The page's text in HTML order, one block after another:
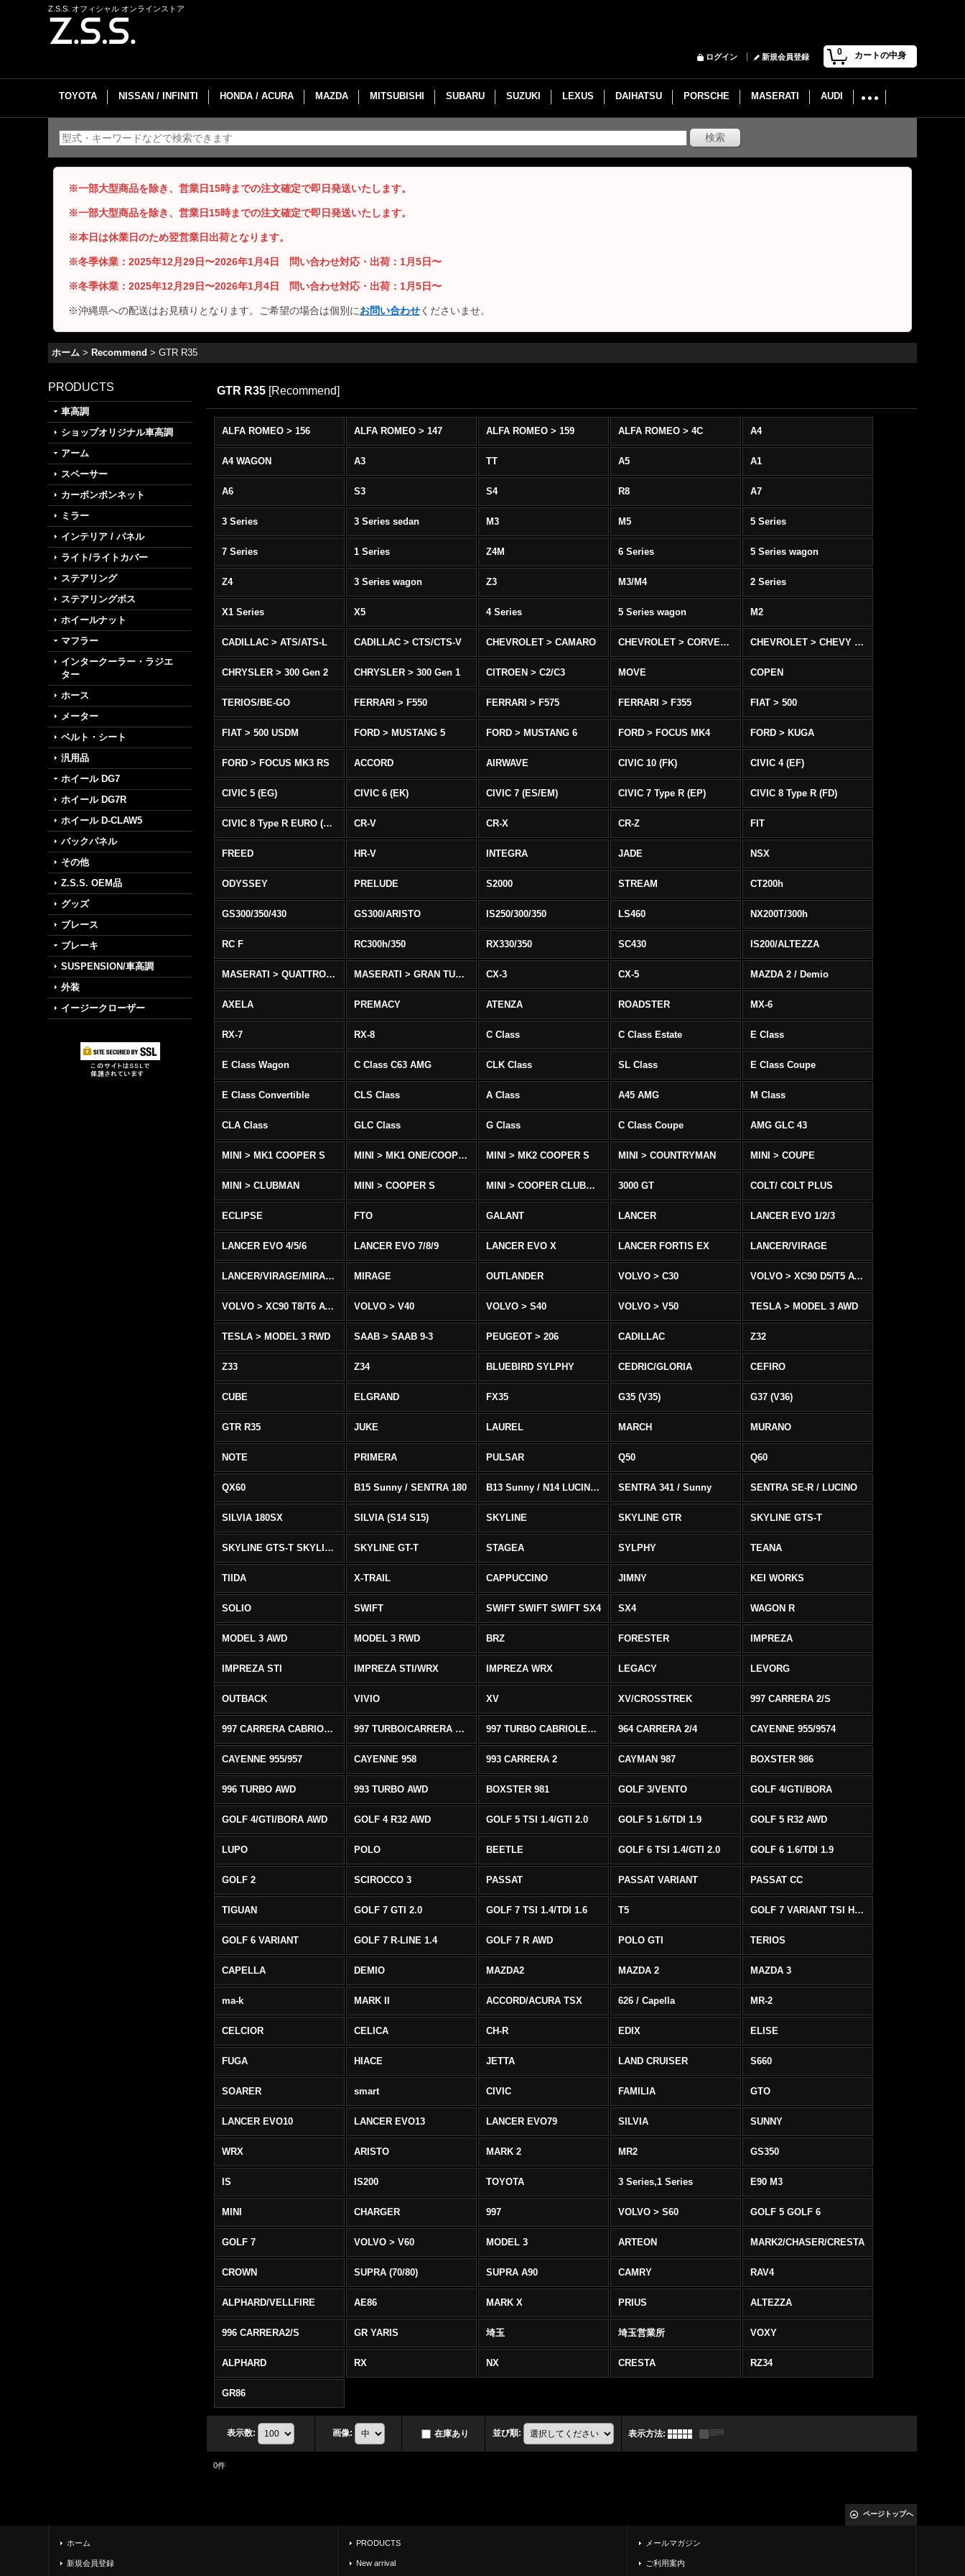
Z.S.S. オフィシャル オンラインストア
0 カートの中身
ログイン 新規会員登録
TOYOTA NISSAN / INFINITI HONDA / ACURA MAZDA MITSUBISHI SUBARU SUZUKI LEXUS DAIHATSU PORSCHE MASERATI AUDI
※一部大型商品を除き、営業日15時までの注文確定で即日発送いたします。
※一部大型商品を除き、営業日15時までの注文確定で即日発送いたします。
※本日は休業日のため翌営業日出荷となります。
※冬季休業：2025年12月29日〜2026年1月4日 問い合わせ対応・出荷：1月5日〜
※冬季休業：2025年12月29日〜2026年1月4日 問い合わせ対応・出荷：1月5日〜
※沖縄県への配送はお見積りとなります。ご希望の場合は個別にお問い合わせくださいませ。
ホーム > Recommend > GTR R35
PRODUCTS
車高調
ショップオリジナル車高調
アーム
スペーサー
カーボンボンネット
ミラー
インテリア / パネル
ライト/ライトカバー
ステアリング
ステアリングボス
ホイールナット
マフラー
インタークーラー・ラジエ
ター
ホース
メーター
ベルト・シート
汎用品
ホイール DG7
ホイール DG7R
ホイール D-CLAW5
バックパネル
その他
Z.S.S. OEM品
グッズ
ブレース
ブレーキ
SUSPENSION/車高調
外装
イージークローザー
GTR R35 [Recommend]
ALFA ROMEO > 156 ALFA ROMEO > 147 ALFA ROMEO > 159 ALFA ROMEO > 4C A4
A4 WAGON A3 TT A5 A1
A6 S3 S4 R8 A7
3 Series 3 Series sedan M3 M5 5 Series
7 Series 1 Series Z4M 6 Series 5 Series wagon
Z4 3 Series wagon Z3 M3/M4 2 Series
X1 Series X5 4 Series 5 Series wagon M2
CADILLAC > ATS/ATS-L CADILLAC > CTS/CTS-V CHEVROLET > CAMARO CHEVROLET > CORVETTE C5/C6 CHEVROLET > CHEVY SS
CHRYSLER > 300 Gen 2 CHRYSLER > 300 Gen 1 CITROEN > C2/C3 MOVE COPEN
TERIOS/BE-GO FERRARI > F550 FERRARI > F575 FERRARI > F355 FIAT > 500
FIAT > 500 USDM FORD > MUSTANG 5 FORD > MUSTANG 6 FORD > FOCUS MK4 FORD > KUGA
FORD > FOCUS MK3 RS ACCORD AIRWAVE CIVIC 10 (FK) CIVIC 4 (EF)
CIVIC 5 (EG) CIVIC 6 (EK) CIVIC 7 (ES/EM) CIVIC 7 Type R (EP) CIVIC 8 Type R (FD)
CIVIC 8 Type R EURO (FN) CR-V CR-X CR-Z FIT
FREED HR-V INTEGRA JADE NSX
ODYSSEY PRELUDE S2000 STREAM CT200h
GS300/350/430 GS300/ARISTO IS250/300/350 LS460 NX200T/300h
RC F RC300h/350 RX330/350 SC430 IS200/ALTEZZA
MASERATI > QUATTROPORTE MASERATI > GRAN TURISMO CX-3 CX-5 MAZDA 2 / Demio
AXELA PREMACY ATENZA ROADSTER MX-6
RX-7 RX-8 C Class C Class Estate E Class
E Class Wagon C Class C63 AMG CLK Class SL Class E Class Coupe
E Class Convertible CLS Class A Class A45 AMG M Class
CLA Class GLC Class G Class C Class Coupe AMG GLC 43
MINI > MK1 COOPER S MINI > MK1 ONE/COOPER MINI > MK2 COOPER S MINI > COUNTRYMAN MINI > COUPE
MINI > CLUBMAN MINI > COOPER S MINI > COOPER CLUBMAN 3000 GT COLT/ COLT PLUS
ECLIPSE FTO GALANT LANCER LANCER EVO 1/2/3
LANCER EVO 4/5/6 LANCER EVO 7/8/9 LANCER EVO X LANCER FORTIS EX LANCER/VIRAGE
LANCER/VIRAGE/MIRAGE MIRAGE OUTLANDER VOLVO > C30 VOLVO > XC90 D5/T5 AWD
VOLVO > XC90 T8/T6 AWD VOLVO > V40 VOLVO > S40 VOLVO > V50 TESLA > MODEL 3 AWD
TESLA > MODEL 3 RWD SAAB > SAAB 9-3 PEUGEOT > 206 CADILLAC Z32
Z33 Z34 BLUEBIRD SYLPHY CEDRIC/GLORIA CEFIRO
CUBE ELGRAND FX35 G35 (V35) G37 (V36)
GTR R35 JUKE LAUREL MARCH MURANO
NOTE PRIMERA PULSAR Q50 Q60
QX60 B15 Sunny / SENTRA 180 B13 Sunny / N14 LUCINO / SENTRA 331 SENTRA 341 / Sunny SENTRA SE-R / LUCINO
SILVIA 180SX SILVIA (S14 S15) SKYLINE SKYLINE GTR SKYLINE GTS-T
SKYLINE GTS-T SKYLINE GTS-T SKYLINE GT-T STAGEA SYLPHY TEANA
TIIDA X-TRAIL CAPPUCCINO JIMNY KEI WORKS
SOLIO SWIFT SWIFT SWIFT SWIFT SX4 SX4 WAGON R
MODEL 3 AWD MODEL 3 RWD BRZ FORESTER IMPREZA
IMPREZA STI IMPREZA STI/WRX IMPREZA WRX LEGACY LEVORG
OUTBACK VIVIO XV XV/CROSSTREK 997 CARRERA 2/S
997 CARRERA CABRIOLET 2/S 997 TURBO/CARRERA 4/4S AWD 997 TURBO CABRIOLET AWD 964 CARRERA 2/4 CAYENNE 955/9574
CAYENNE 955/957 CAYENNE 958 993 CARRERA 2 CAYMAN 987 BOXSTER 986
996 TURBO AWD 993 TURBO AWD BOXSTER 981 GOLF 3/VENTO GOLF 4/GTI/BORA
GOLF 4/GTI/BORA AWD GOLF 4 R32 AWD GOLF 5 TSI 1.4/GTI 2.0 GOLF 5 1.6/TDI 1.9 GOLF 5 R32 AWD
LUPO POLO BEETLE GOLF 6 TSI 1.4/GTI 2.0 GOLF 6 1.6/TDI 1.9
GOLF 2 SCIROCCO 3 PASSAT PASSAT VARIANT PASSAT CC
TIGUAN GOLF 7 GTI 2.0 GOLF 7 TSI 1.4/TDI 1.6 T5 GOLF 7 VARIANT TSI HIGHLINE/R-LINE
GOLF 6 VARIANT GOLF 7 R-LINE 1.4 GOLF 7 R AWD POLO GTI TERIOS
CAPELLA DEMIO MAZDA2 MAZDA 2 MAZDA 3
ma-k MARK II ACCORD/ACURA TSX 626 / Capella MR-2
CELCIOR CELICA CH-R EDIX ELISE
FUGA HIACE JETTA LAND CRUISER S660
SOARER smart CIVIC FAMILIA GTO
LANCER EVO10 LANCER EVO13 LANCER EVO79 SILVIA SUNNY
WRX ARISTO MARK 2 MR2 GS350
IS IS200 TOYOTA 3 Series,1 Series E90 M3
MINI CHARGER 997 VOLVO > S60 GOLF 5 GOLF 6
GOLF 7 VOLVO > V60 MODEL 3 ARTEON MARK2/CHASER/CRESTA
CROWN SUPRA (70/80) SUPRA A90 CAMRY RAV4
ALPHARD/VELLFIRE AE86 MARK X PRIUS ALTEZZA
996 CARRERA2/S GR YARIS 埼玉 埼玉営業所 VOXY
ALPHARD RX NX CRESTA RZ34
GR86
表示数: 画像: 在庫あり 並び順: 表示方法:
0件
ページトップへ
ホーム
新規会員登録
PRODUCTS
New arrival
メールマガジン
ご利用案内